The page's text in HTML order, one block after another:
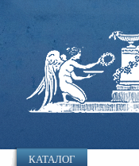
КАТАЛОГ